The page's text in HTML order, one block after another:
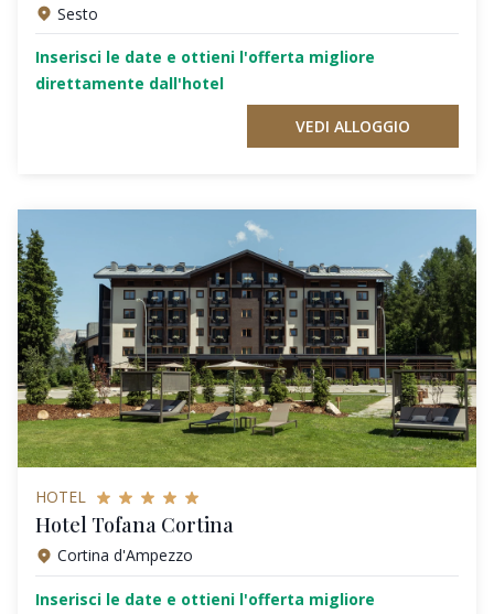
Sesto
Inserisci le date e ottieni l'offerta migliore
direttamente dall'hotel
VEDI ALLOGGIO
HOTEL
Hotel Tofana Cortina
Cortina d'Ampezzo
Inserisci le date e ottieni l'offerta migliore